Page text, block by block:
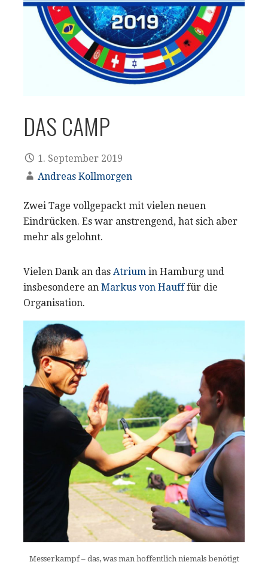
DAS CAMP
1. September 2019
Andreas Kollmorgen
Zwei Tage vollgepackt mit vielen neuen
Eindrücken. Es war anstrengend, hat sich aber
mehr als gelohnt.
Vielen Dank an das Atrium in Hamburg und
insbesondere an Markus von Haufffür die
Organisation.
Messerkampf – das, was man hoffentlich niemals benötigt